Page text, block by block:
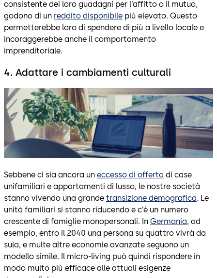
consistente dei loro guadagni per l’affitto o il mutuo,
godono di un reddito disponibile più elevato. Questo
permetterebbe loro di spendere di più a livello locale e
incoraggerebbe anche il comportamento
imprenditoriale.
4. Adattare i cambiamenti culturali
Sebbene ci sia ancora un eccesso di offerta di case
unifamiliari e appartamenti di lusso, le nostre società
stanno vivendo una grande transizione demografica. Le
unità familiari si stanno riducendo e c’è un numero
crescente di famiglie monopersonali. In Germania, ad
esempio, entro il 2040 una persona su quattro vivrà da
sula, e multe altre economie avanzate seguono un
modello simile. Il micro-living può quindi rispondere in
modo multo più efficace alle attuali esigenze